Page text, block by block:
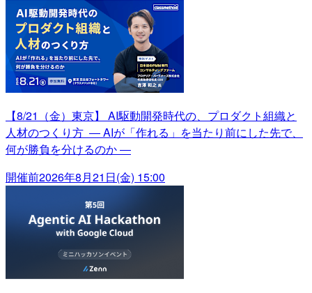
【8/21（金）東京】 AI駆動開発時代の、プロダクト組織と
人材のつくり方 ― AIが「作れる」を当たり前にした先で、
何が勝負を分けるのか ―
開催前2026年8月21日(金) 15:00